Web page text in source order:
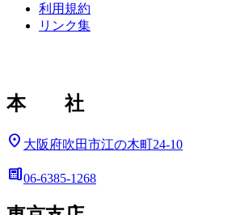
利用規約
リンク集
本 社
location_on 大阪府吹田市江の木町24-10
deskphone06-6385-1268